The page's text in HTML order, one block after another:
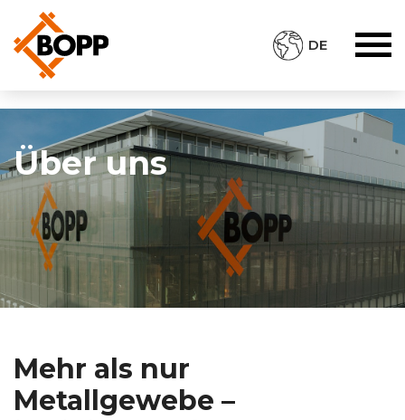
DE
Über uns
Mehr als nur
Metallgewebe –